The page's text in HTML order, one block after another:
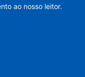
ao nosso leitor.